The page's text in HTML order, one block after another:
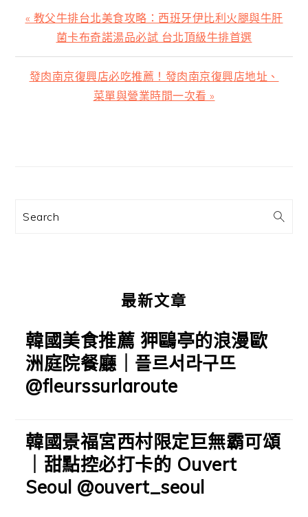
上
篇
文
« 教父牛排台北美食攻略：西班牙伊比利火腿與牛肝
菌卡布奇諾湯品必試 台北頂級牛排首選
下
發肉南京復興店必吃推薦！發肉南京復興店地址、
菜單與營業時間一次看 »
訊
Search
最新文章
韓國美食推薦 狎鷗亭的浪漫歐
洲庭院餐廳｜플르서라구뜨
@fleurssurlaroute
韓國景福宮西村限定巨無霸可頌
｜甜點控必打卡的 Ouvert
Seoul @ouvert_seoul